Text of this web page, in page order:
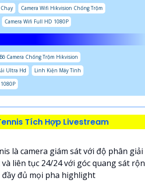
Camera Wifi Hikvision Chống Trộm
Camera Wifi Full HD 1080P
Bô Camera Chống Trộm Hikvision
Ultra Hd
Linh Kiện Máy Tính
Tích Hợp Livestream
là camera giám sát với độ phân giải
liên tục 24/24 với góc quang sát
đầy đủ mọi pha highlight